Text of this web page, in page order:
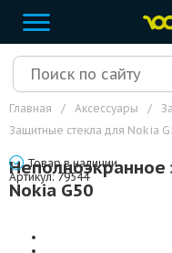
Главная / Аксессуары /
Защитные стекла для Nokia
Nokia G50
Товарв наличии
Артикул:79544